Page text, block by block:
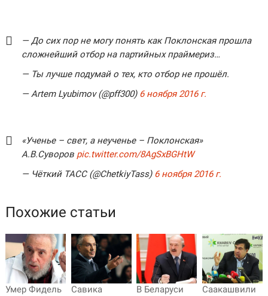
— До сих пор не могу понять как Поклонская прошла
сложнейший отбор на партийных праймериз…
— Ты лучше подумай о тех, кто отбор не прошёл.
— Artem Lyubimov (@pff300) 6 ноября 2016 г.
«Ученье – свет, а неученье – Поклонская»
А.В.Суворов pic.twitter.com/8AgSxBGHtW
— Чёткий ТАСС (@ChetkiyTass) 6 ноября 2016 г.
Похожие статьи
Умер Фидель
Савика
В Беларуси
Саакашвили